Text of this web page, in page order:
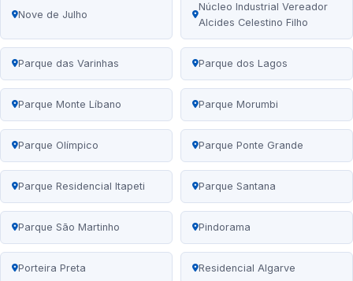
Nove de Julho
Núcleo Industrial Vereador
Alcides Celestino Filho
Parque das Varinhas Parque dos Lagos
Parque Monte Líbano Parque Morumbi
Parque Olímpico Parque Ponte Grande
Parque Residencial Itapeti Parque Santana
Parque São Martinho Pindorama
Porteira Preta Residencial Algarve